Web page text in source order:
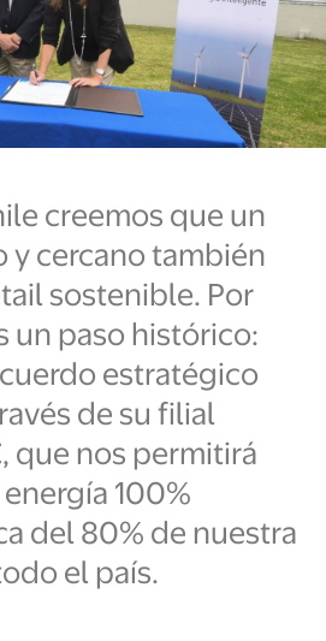
creemos que un
y cercano también
sostenible. Por
un paso histórico:
estratégico
de su filial
que nos permitirá
energía 100%
del 80% de nuestra
el país.